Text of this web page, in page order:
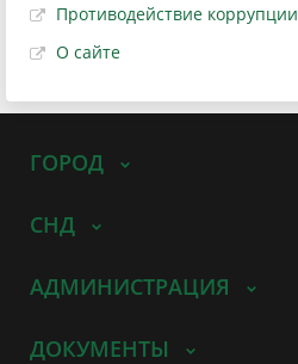
Противодействие коррупции
О сайте
ГОРОД
СНД
АДМИНИСТРАЦИЯ
ДОКУМЕНТЫ